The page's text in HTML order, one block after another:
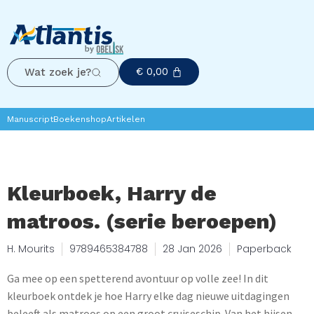
Wat zoek je? € 0,00
ManuscriptBoekenshopArtikelen
Kleurboek, Harry de
matroos. (serie beroepen)
H. Mourits 9789465384788 28 Jan 2026 Paperback
Ga mee op een spetterend avontuur op volle zee! In dit
kleurboek ontdek je hoe Harry elke dag nieuwe uitdagingen